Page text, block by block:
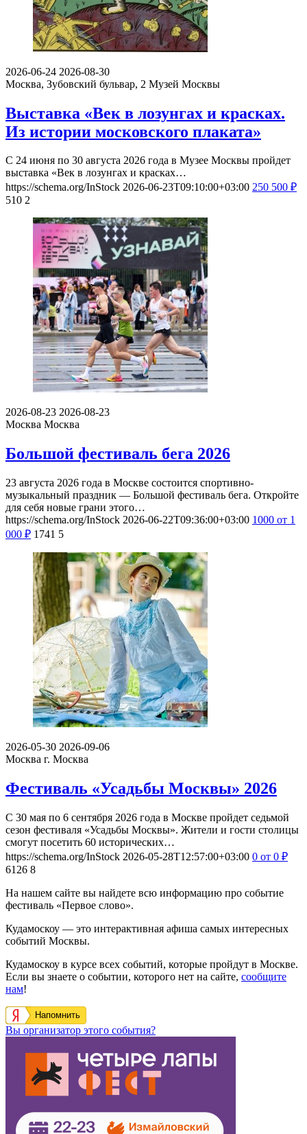
2026-06-24 2026-08-30
Москва, Зубовский бульвар, 2 Музей Москвы
Выставка «Век в лозунгах и красках.
Из истории московского плаката»
С 24 июня по 30 августа 2026 года в Музее Москвы пройдет
выставка «Век в лозунгах и красках…
https://schema.org/InStock 2026-06-23T09:10:00+03:00 250 500 ₽
510 2
2026-08-23 2026-08-23
Москва Москва
Большой фестиваль бега 2026
23 августа 2026 года в Москве состоится спортивно-
музыкальный праздник — Большой фестиваль бега. Откройте
для себя новые грани этого…
https://schema.org/InStock 2026-06-22T09:36:00+03:00 1000 от 1
000 ₽ 1741 5
2026-05-30 2026-09-06
Москва г. Москва
Фестиваль «Усадьбы Москвы» 2026
С 30 мая по 6 сентября 2026 года в Москве пройдет седьмой
сезон фестиваля «Усадьбы Москвы». Жители и гости столицы
смогут посетить 60 исторических…
https://schema.org/InStock 2026-05-28T12:57:00+03:00 0 от 0 ₽
6126 8
На нашем сайте вы найдете всю информацию про событие
фестиваль «Первое слово».
Кудамоскоу — это интерактивная афиша самых интересных
событий Москвы.
Кудамоскоу в курсе всех событий, которые пройдут в Москве.
Если вы знаете о событии, которого нет на сайте, сообщите
нам!
Напомнить
Вы организатор этого события?